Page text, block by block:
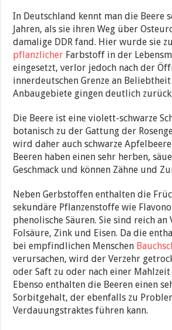
In Deutschland kennt man die Beere
Jahren, als sie ihren Weg über
damalige DDR fand. Hier wurde sie
pflanzlicher Farbstoff in der
eingesetzt, verlor jedoch nach der
innerdeutschen Grenze an
Anbaugebiete gingen deutlich zurück.
Die Beere ist eine violett-schwarze
botanisch zu der Gattung der
wird daher auch schwarze
Beeren haben einen sehr herben,
Geschmack und können Zähne und
Neben Gerbstoffen enthalten die
sekundäre Pflanzenstoffe wie
phenolische Säuren. Sie sind reich an
Folsäure, Zink und Eisen. Da die
bei empfindlichen Menschen
verursachen, wird der Verzehr
oder Saft zu oder nach einer
Ebenso enthalten die Beeren einen
Sorbitgehalt, der ebenfalls zu
Verdauungstraktes führen kann.